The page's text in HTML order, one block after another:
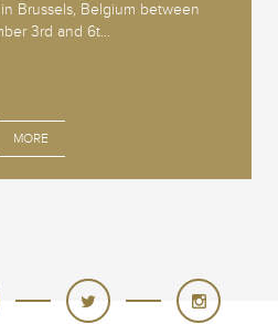
Brussels, Belgium between
3rd and 6t...
MORE